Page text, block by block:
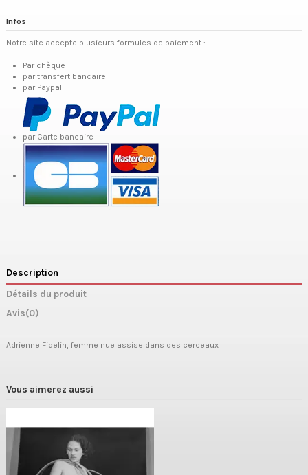
Infos
Notre site accepte plusieurs formules de paiement :
Par chèque
par transfert bancaire
par Paypal
par Carte bancaire
Description
Détails du produit
Avis(0)
Adrienne Fidelin, femme nue assise dans des cerceaux
Vous aimerez aussi